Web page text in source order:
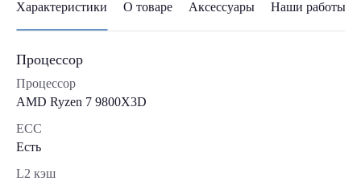
Характеристики О товаре Аксессуары Наши работы
Процессор
Процессор
AMD Ryzen 7 9800X3D
ECC
Есть
L2 кэш